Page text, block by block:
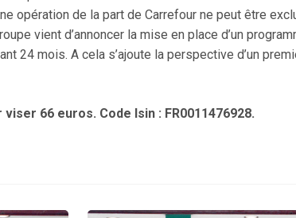
opération de la part de Carrefour ne peut être
vient d’annoncer la mise en place d’un
24 mois. A cela s’ajoute la perspective d’un
66 euros. Code Isin : FR0011476928.